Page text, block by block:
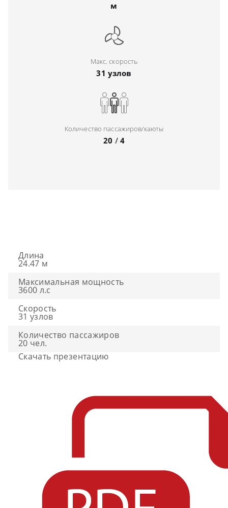
м
Макс. скорость
31 узлов
Количество пассажиров/каюты
20 /4
Длина
24.47 м
Максимальная мощность
3600 л.с
Скорость
31 узлов
Количество пассажиров
20 чел.
Скачать презентацию